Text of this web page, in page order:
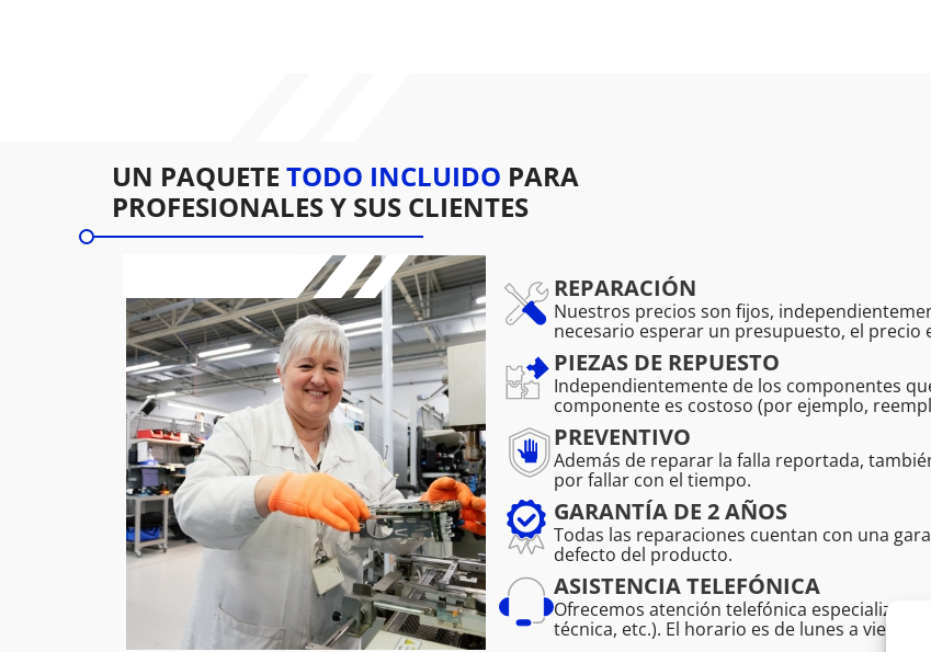
UN PAQUETE TODO INCLUIDO PARA
PROFESIONALES Y SUS CLIENTES
REPARACIÓN
Nuestros precios son fijos,
necesario esperar un presupuesto, el precio
PIEZAS DE REPUESTO
Independientemente de los componentes
componente es costoso (por ejemplo,
PREVENTIVO
Además de reparar la falla reportada,
por fallar con el tiempo.
GARANTÍA DE 2 AÑOS
Todas las reparaciones cuentan con una
defecto del producto.
ASISTENCIA TELEFÓNICA
Ofrecemos atención telefónica especializada
técnica, etc.). El horario es de lunes a viernes